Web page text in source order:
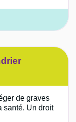
de graves
santé. Un droit